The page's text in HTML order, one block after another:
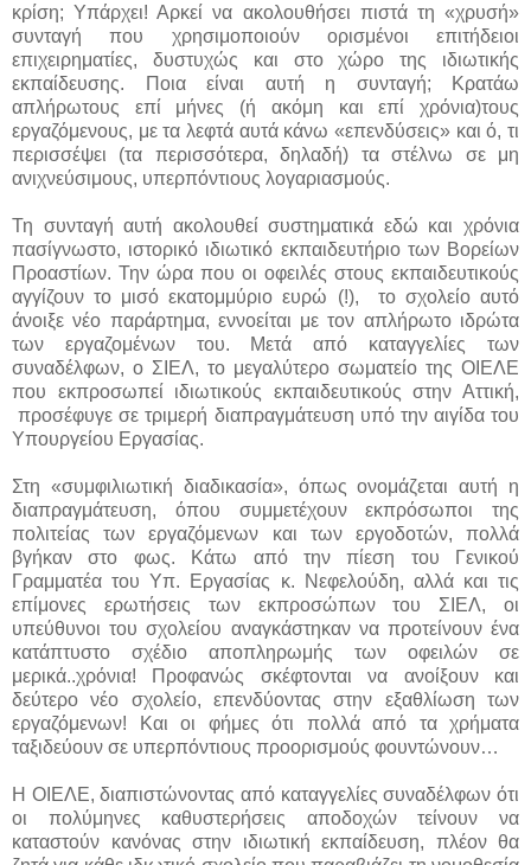
κρίση; Υπάρχει! Αρκεί να ακολουθήσει πιστά τη «χρυσή»
συνταγή που χρησιμοποιούν ορισμένοι επιτήδειοι
επιχειρηματίες, δυστυχώς και στο χώρο της ιδιωτικής
εκπαίδευσης. Ποια είναι αυτή η συνταγή; Κρατάω
απλήρωτους επί μήνες (ή ακόμη και επί χρόνια)τους
εργαζόμενους, με τα λεφτά αυτά κάνω «επενδύσεις» και ό, τι
περισσέψει (τα περισσότερα, δηλαδή) τα στέλνω σε μη
ανιχνεύσιμους, υπερπόντιους λογαριασμούς.
Τη συνταγή αυτή ακολουθεί συστηματικά εδώ και χρόνια
πασίγνωστο, ιστορικό ιδιωτικό εκπαιδευτήριο των Βορείων
Προαστίων. Την ώρα που οι οφειλές στους εκπαιδευτικούς
αγγίζουν το μισό εκατομμύριο ευρώ (!), το σχολείο αυτό
άνοιξε νέο παράρτημα, εννοείται με τον απλήρωτο ιδρώτα
των εργαζομένων του. Μετά από καταγγελίες των
συναδέλφων, ο ΣΙΕΛ, το μεγαλύτερο σωματείο της ΟΙΕΛΕ
που εκπροσωπεί ιδιωτικούς εκπαιδευτικούς στην Αττική,
προσέφυγε σε τριμερή διαπραγμάτευση υπό την αιγίδα του
Υπουργείου Εργασίας.
Στη «συμφιλιωτική διαδικασία», όπως ονομάζεται αυτή η
διαπραγμάτευση, όπου συμμετέχουν εκπρόσωποι της
πολιτείας των εργαζόμενων και των εργοδοτών, πολλά
βγήκαν στο φως. Κάτω από την πίεση του Γενικού
Γραμματέα του Υπ. Εργασίας κ. Νεφελούδη, αλλά και τις
επίμονες ερωτήσεις των εκπροσώπων του ΣΙΕΛ, οι
υπεύθυνοι του σχολείου αναγκάστηκαν να προτείνουν ένα
κατάπτυστο σχέδιο αποπληρωμής των οφειλών σε
μερικά..χρόνια! Προφανώς σκέφτονται να ανοίξουν και
δεύτερο νέο σχολείο, επενδύοντας στην εξαθλίωση των
εργαζόμενων! Και οι φήμες ότι πολλά από τα χρήματα
ταξιδεύουν σε υπερπόντιους προορισμούς φουντώνουν…
Η ΟΙΕΛΕ, διαπιστώνοντας από καταγγελίες συναδέλφων ότι
οι πολύμηνες καθυστερήσεις αποδοχών τείνουν να
καταστούν κανόνας στην ιδιωτική εκπαίδευση, πλέον θα